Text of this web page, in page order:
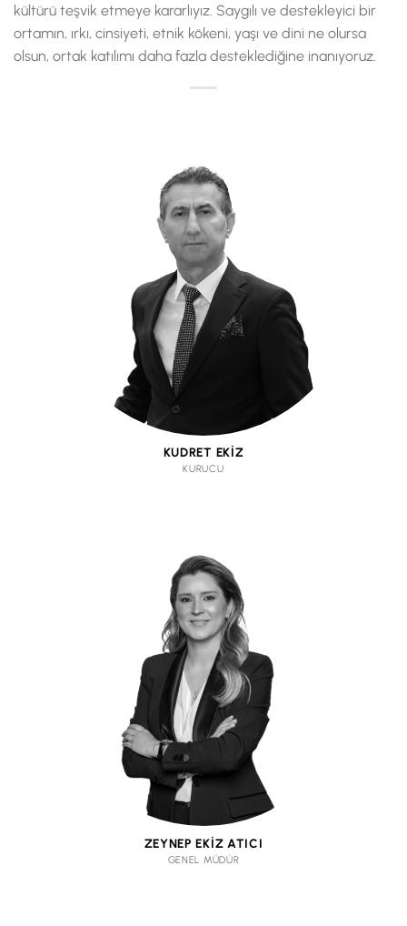
kültürü teşvik etmeye kararlıyız. Saygılı ve destekleyici bir
ortamın, ırkı, cinsiyeti, etnik kökeni, yaşı ve dini ne olursa
olsun, ortak katılımı daha fazla desteklediğine inanıyoruz.
KUDRET EKİZ
KURUCU
ZEYNEP EKİZ ATICI
GENEL MÜDÜR